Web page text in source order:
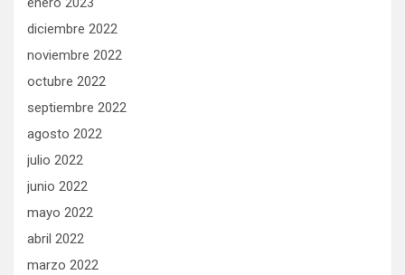
diciembre 2022
noviembre 2022
octubre 2022
septiembre 2022
agosto 2022
julio 2022
junio 2022
mayo 2022
abril 2022
marzo 2022